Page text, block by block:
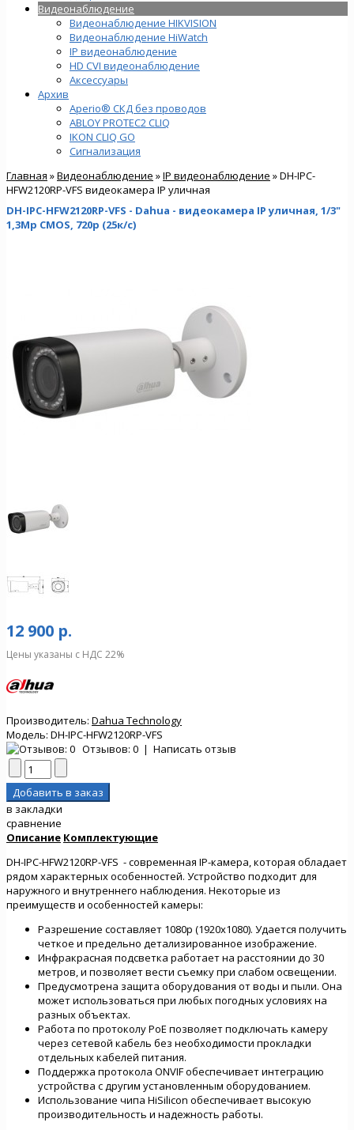
Видеонаблюдение
Видеонаблюдение HIKVISION
Видеонаблюдение HiWatch
IP видеонаблюдение
HD CVI видеонаблюдение
Аксессуары
Архив
Aperio® СКД без проводов
ABLOY PROTEC2 CLIQ
IKON CLIQ GO
Сигнализация
Главная »Видеонаблюдение »IP видеонаблюдение » DH-IPC-
HFW2120RP-VFS видеокамера IP уличная
DH-IPC-HFW2120RP-VFS - Dahua - видеокамера IP уличная, 1/3"
1,3Мр CMOS, 720p (25к/с)
12 900 р.
Цены указаны с НДС 22%
Производитель: Dahua Technology
Модель: DH-IPC-HFW2120RP-VFS
Отзывов: 0 | Написать отзыв
в закладки
сравнение
Описание Комплектующие
DH-IPC-HFW2120RP-VFS - современная IP-камера, которая обладает
рядом характерных особенностей. Устройство подходит для
наружного и внутреннего наблюдения. Некоторые из
преимуществ и особенностей камеры:
Разрешение составляет 1080p (1920x1080). Удается получить
четкое и предельно детализированное изображение.
Инфракрасная подсветка работает на расстоянии до 30
метров, и позволяет вести съемку при слабом освещении.
Предусмотрена защита оборудования от воды и пыли. Она
может использоваться при любых погодных условиях на
разных объектах.
Работа по протоколу PoE позволяет подключать камеру
через сетевой кабель без необходимости прокладки
отдельных кабелей питания.
Поддержка протокола ONVIF обеспечивает интеграцию
устройства с другим установленным оборудованием.
Использование чипа HiSilicon обеспечивает высокую
производительность и надежность работы.